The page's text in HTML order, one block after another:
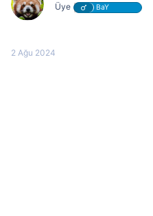
Üye BaY
2 Ağu 2024